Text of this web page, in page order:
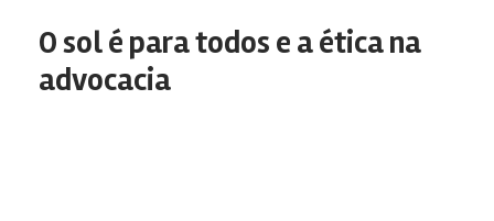
O sol é para todos e a ética na
advocacia